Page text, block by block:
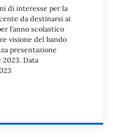
di interesse per la
da destinarsi ai
l’anno scolastico
visione del bando
presentazione
Data